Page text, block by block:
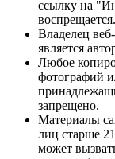
ссылку на
воспрещается.
Владелец
является
Любое
фотографий
запрещено.
Материалы
лиц старше
может